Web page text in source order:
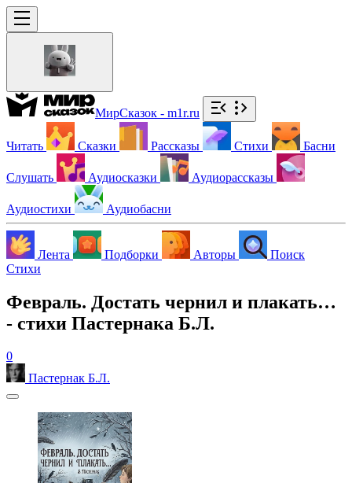
МирСказок - m1r.ru
Читать Сказки Рассказы Стихи Басни
Слушать Аудиосказки Аудиорассказы
Аудиостихи Аудиобасни
Лента Подборки Авторы
Поиск
Стихи
Февраль. Достать чернил и плакать…
- стихи Пастернака Б.Л.
0
Пастернак Б.Л.